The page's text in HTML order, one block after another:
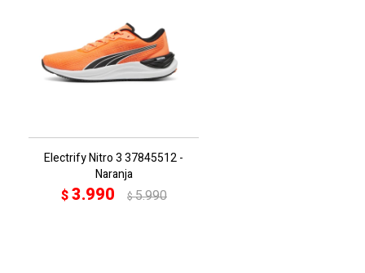
Electrify Nitro 3 37845512 -
Naranja
$3.990 $5.990